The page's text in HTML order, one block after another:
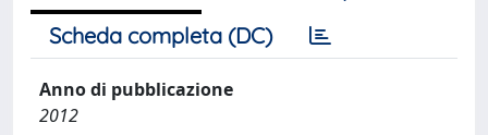
Scheda completa (DC)
Anno di pubblicazione
2012